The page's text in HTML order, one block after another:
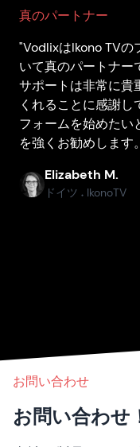
真のパートナー
"VodlixはIkono TVの
いて真のパートナー
サポートは非常に貴
くれることに感謝し
フォームを始めたい
を強くお勧めします
Elizabeth M.
ドイツ ● IkonoTV
お問い合わせ
お問い合わせ